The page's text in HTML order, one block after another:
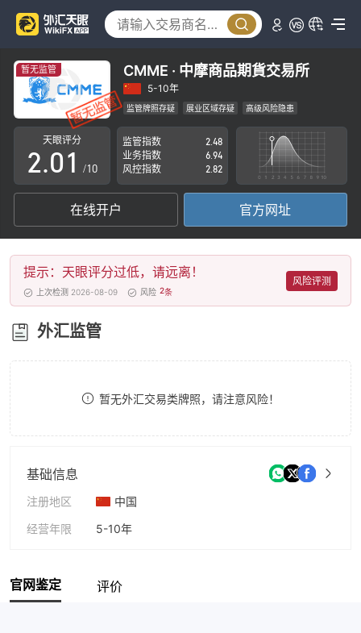
暂无监管 CMME · 中摩商品期貨交易所
5-10年
监管牌照存疑 展业区域存疑 高级风险隐患
天眼评分
0
1
2
3
4
5
6
7
8
.0
1
2
3
4
5
6
0
1
2
3
4
5
6
7
/10
监管指数
2.48
业务指数
6.94
风控指数
2.82
在线开户 官方网址
提示：天眼评分过低，请远离！
上次检测 2026-08-09 风险 2条
风险评测
外汇监管
暂无外汇交易类牌照，请注意风险！
基础信息
注册地区
中国
经营年限
5-10年
官网鉴定 评价